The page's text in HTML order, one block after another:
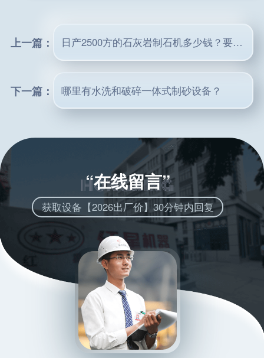
上一篇： 日产2500方的石灰岩制石机多少钱？要求成品5-1、1-3、2-4、3-5
下一篇： 哪里有水洗和破碎一体式制砂设备？
“在线留言”
获取设备【2026出厂价】30分钟内回复